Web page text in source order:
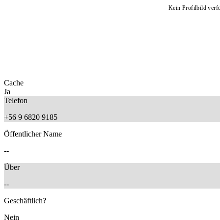
Kein Profilbild
Cache
Ja
Telefon
+56 9 6820 9185
Öffentlicher Name
--
Über
--
Geschäftlich?
Nein